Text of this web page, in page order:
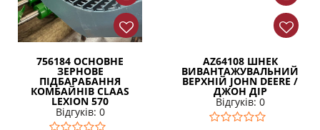
756184 ОСНОВНЕ
ЗЕРНОВЕ
ПІДБАРАБАННЯ
КОМБАЙНІВ CLAAS
LEXION 570
Відгуків: 0
AZ64108 ШНЕК
ВИВАНТАЖУВАЛЬНИЙ
ВЕРХНІЙ JOHN DEERE /
ДЖОН ДІР
Відгуків: 0